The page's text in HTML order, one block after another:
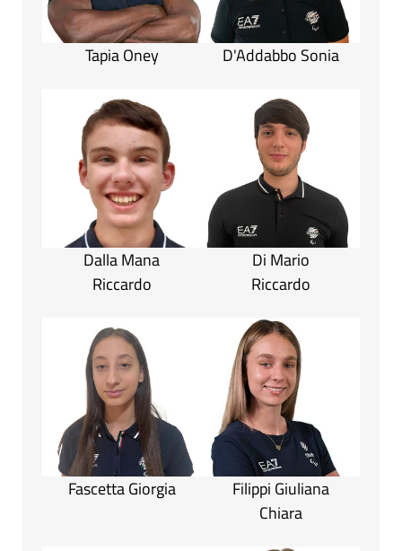
Tapia Oney D'Addabbo Sonia
Dalla Mana
Riccardo
Di Mario
Riccardo
Fascetta Giorgia
Filippi Giuliana
Chiara